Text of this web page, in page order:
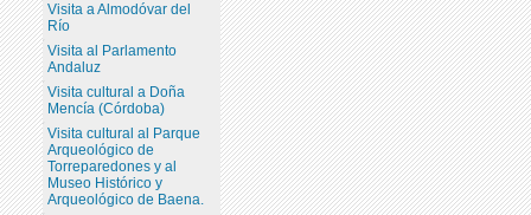
Visita a Almodóvar del
Río
Visita al Parlamento
Andaluz
Visita cultural a Doña
Mencía (Córdoba)
Visita cultural al Parque
Arqueológico de
Torreparedones y al
Museo Histórico y
Arqueológico de Baena.